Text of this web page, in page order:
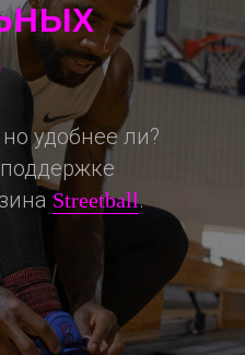
удобнее ли?
Streetball.